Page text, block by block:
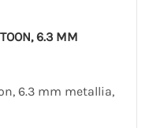
6.3 MM
6.3 mm metallia,